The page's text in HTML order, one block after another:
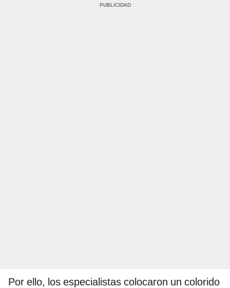
Por ello, los especialistas colocaron un colorido